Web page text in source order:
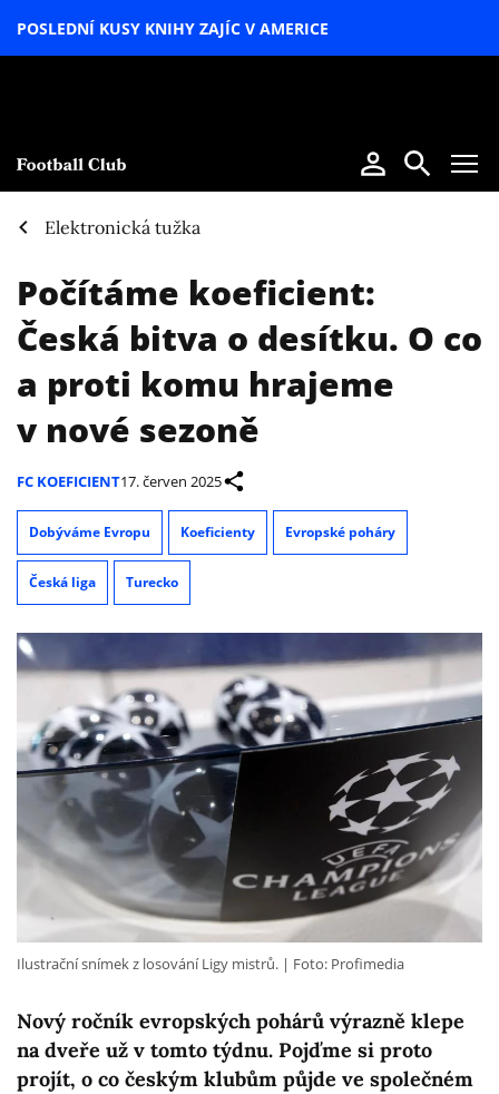
POSLEDNÍ KUSY KNIHY ZAJÍC V AMERICE
Elektronická tužka
Počítáme koeficient:
Česká bitva o desítku. O co
a proti komu hrajeme
v nové sezoně
FC KOEFICIENT17. červen 2025
Dobýváme Evropu Koeficienty Evropské poháry
Česká liga Turecko
Nový ročník evropských pohárů výrazně klepe
na dveře už v tomto týdnu. Pojďme si proto
projít, o co českým klubům půjde ve společném
Ilustrační snímek z losování Ligy mistrů. Foto: Profimedia